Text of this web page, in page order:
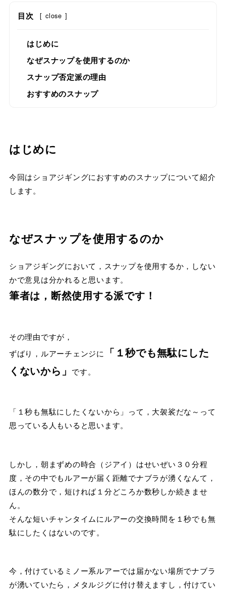
目次 [ close ]
はじめに
なぜスナップを使用するのか
スナップ否定派の理由
おすすめのスナップ
はじめに
今回はショアジギングにおすすめのスナップについて紹介
します。
なぜスナップを使用するのか
ショアジギングにおいて，スナップを使用するか，しない
かで意見は分かれると思います。
筆者は，断然使用する派です！
その理由ですが，
ずばり，ルアーチェンジに
「１秒でも無駄にした
くないから」 です。
「１秒も無駄にしたくないから」って，大袈裟だな～って
思っている人もいると思います。
しかし，朝まずめの時合（ジアイ）はせいぜい３０分程
度，その中でもルアーが届く距離でナブラが湧くなんて，
ほんの数分で，短ければ１分どころか数秒しか続きませ
ん。
そんな短いチャンタイムにルアーの交換時間を１秒でも無
駄にしたくはないのです。
今，付けているミノー系ルアーでは届かない場所でナブラ
が湧いていたら，メタルジグに付け替えますし，付けてい